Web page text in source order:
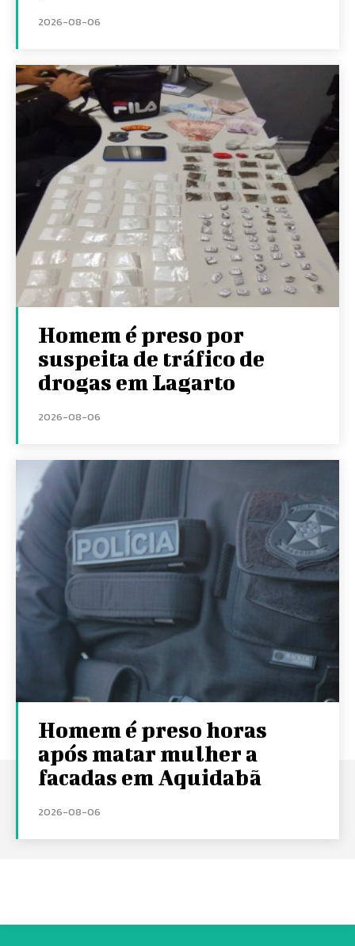
2026-08-06
Homem é preso por
suspeita de tráfico de
drogas em Lagarto
2026-08-06
Homem é preso horas
após matar mulher a
facadas em Aquidabã
2026-08-06